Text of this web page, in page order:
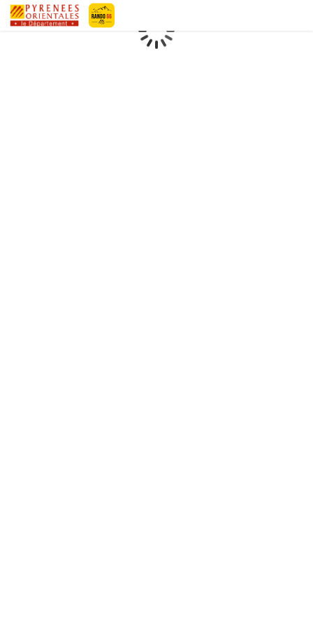
Geotrek-randoLoading